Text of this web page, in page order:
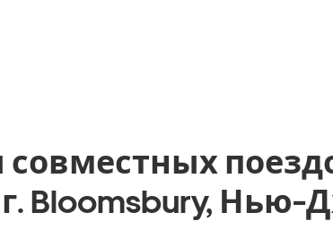
Bloomsbury, Нью-